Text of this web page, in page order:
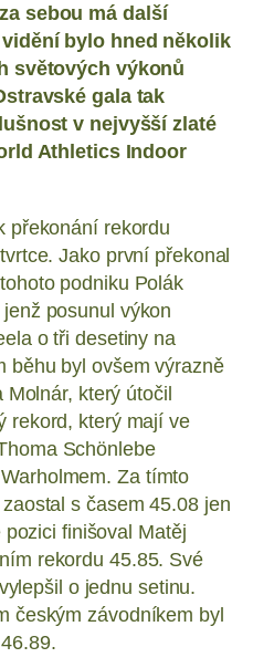
sebou má další
bylo hned několik
světových výkonů
gala tak
v nejvyšší zlaté
Athletics Indoor
překonání rekordu
Jako první překonal
podniku Polák
posunul výkon
o tři desetiny na
běhu byl ovšem výrazně
který útočil
rekord, který mají ve
Schönlebe
Za tímto
s časem 45.08 jen
finišoval Matěj
rekordu 45.85. Své
o jednu setinu.
českým závodníkem byl